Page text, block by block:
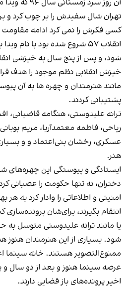
آن روز سرد
تهران شال سفیدش را بر چوب کرد و
کسی فکرش را نمی کرد ادامه مقاومت
انقلاب ۵۷ شروع شده بود با
شود، و پس از پنج سال به خیزشی انقلابی در
خیزش انقلابی نظم موجود را هدف
مانند هنرمندان و چهره ها به آن
پشتیبانی کردند.
ترانه علیدوستی، هنگامه قاضیانی،
ریاحی، فاطمه معتمدآریا، مریم
عسکری، رخشان بنی‌اعتماد و و
هنر.
ایستادگی و پیوستگی این چهره‌های
دختران، نه تنها حکومت را عصبانی
امنیتی و اطلاعاتی را وادار کرد به
انتقام بگیرند، برای‌شان
یا مانند ترانه علیدوستی متوسل به
شود. بسیاری از این هنرمندان هنوز
ممنوع‌التصویر هستند. خانه سینما
عرصه سینما هنوز و بعد از دو سال
اخیر پرونده‌های باز قضایی دارند.